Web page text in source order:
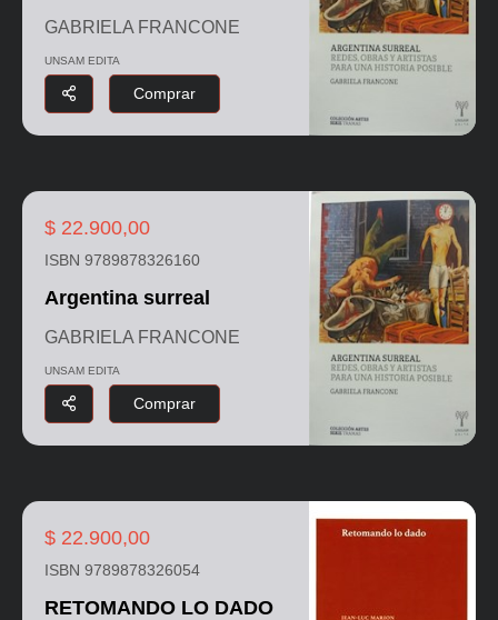
GABRIELA FRANCONE
UNSAM EDITA
Comprar
$ 22.900,00
ISBN 9789878326160
Argentina surreal
GABRIELA FRANCONE
UNSAM EDITA
Comprar
$ 22.900,00
ISBN 9789878326054
RETOMANDO LO DADO